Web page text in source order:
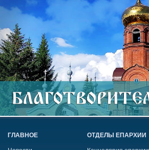
ГЛАВНОЕ ОТДЕЛЫ ЕПАРХИИ